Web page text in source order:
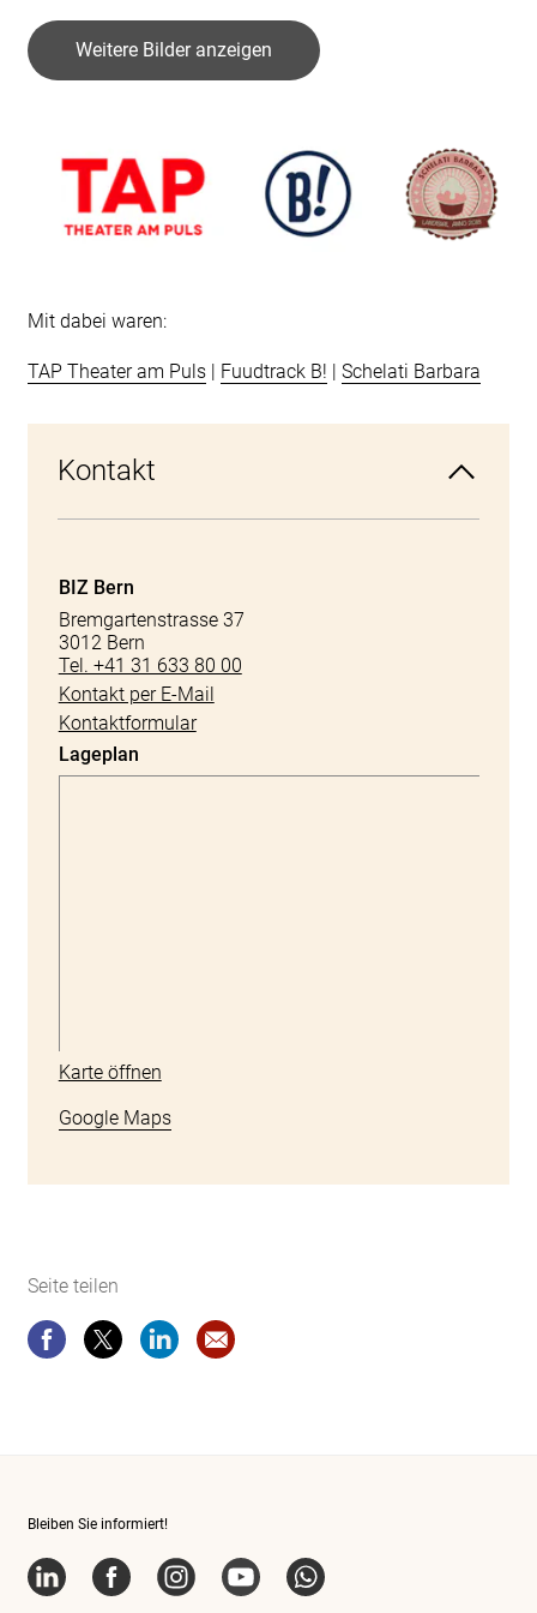
Weitere Bilder anzeigen
Mit dabei waren:
TAP Theater am Puls| Fuudtrack B! | Schelati Barbara
Kontakt
BIZ Bern
Bremgartenstrasse 37
3012 Bern
Tel. +41 31 633 80 00
Kontakt per E-Mail
Kontaktformular
Lageplan
Karte öffnen
Google Maps
Seite teilen
Seite teilenSeite teilenSeite teilenWebsite-Empfehlung: Familientag
Bleiben Sie informiert!
LinkedInFacebookInstagramYouTubeWhatsApp